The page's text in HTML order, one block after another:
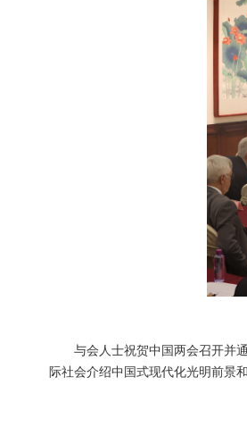
与会人士祝贺中国两会召开并
际社会介绍中国式现代化光明前景